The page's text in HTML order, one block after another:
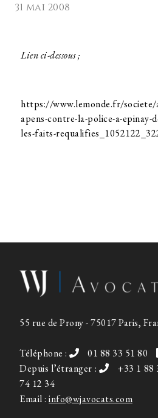
31 mai 2008
Lien ci-dessous ;
https://www.lemonde.fr/
apens-contre-la-police-a-epinay-
les-faits-
55 rue de Prony - 75017 Paris,
Téléphone : 01 88 33 51 80
Depuis l’étranger :
+33 1
74 12 34
Email : info@wjavocats.com